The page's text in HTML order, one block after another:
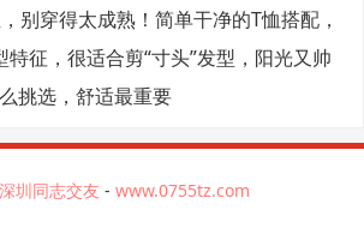
别穿得太成熟！简单干净的T恤搭配，
特征，很适合剪“寸头”发型，阳光又帅
挑选，舒适最重要
深圳同志交友 - www.0755tz.com